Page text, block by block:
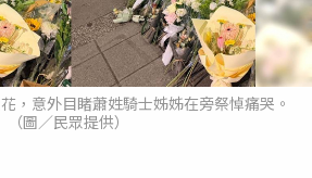
，意外目睹蕭姓騎士姊姊在旁祭悼痛哭。
（圖／民眾提供）